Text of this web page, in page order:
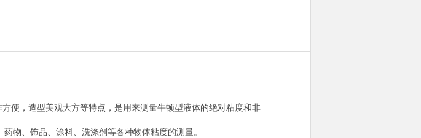
便，造型美观大方等特点，是用来测量牛顿型液体的绝对粘度和非
物、饰品、涂料、洗涤剂等各种物体粘度的测量。